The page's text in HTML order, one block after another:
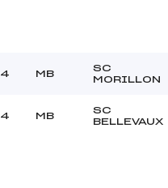
MB
SC
MORILLON
MB
SC
BELLEVAUX